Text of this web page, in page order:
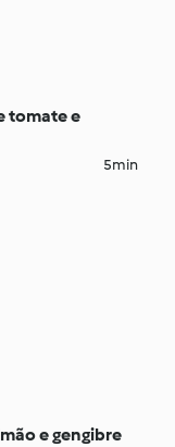
tomate e
5min
e gengibre